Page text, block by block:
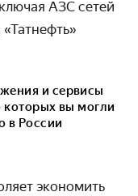
АЗС сетей
и сервисы
которых вы могли
в России
экономить